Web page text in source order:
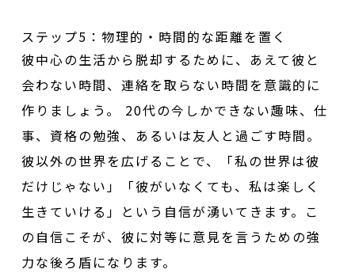
ステップ5：物理的・時間的な距離を置く
彼中心の生活から脱却するために、あえて彼と
会わない時間、連絡を取らない時間を意識的に
作りましょう。 20代の今しかできない趣味、仕
事、資格の勉強、あるいは友人と過ごす時間。
彼以外の世界を広げることで、「私の世界は彼
だけじゃない」「彼がいなくても、私は楽しく
生きていける」という自信が湧いてきます。こ
の自信こそが、彼に対等に意見を言うための強
力な後ろ盾になります。